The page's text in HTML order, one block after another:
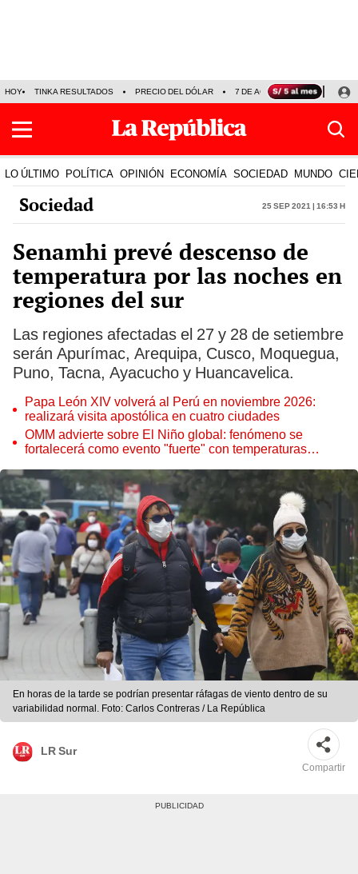
HOY TINKA RESULTADOS PRECIO DEL DÓLAR 7 DE AGOSTO OLLANTA
LO ÚLTIMO POLÍTICA OPINIÓN ECONOMÍA SOCIEDAD MUNDO
Sociedad 25 Sep 2021 | 16:53 h
Senamhi prevé descenso de
temperatura por las noches en
regiones del sur
Las regiones afectadas el 27 y 28 de setiembre
serán Apurímac, Arequipa, Cusco, Moquegua,
Puno, Tacna, Ayacucho y Huancavelica.
Papa León XIV volverá al Perú en noviembre 2026:
realizará visita apostólica en cuatro ciudades
OMM advierte sobre El Niño global: fenómeno se
fortalecerá como evento "fuerte" con temperaturas
En horas de la tarde se podrían presentar ráfagas de viento dentro de su
variabilidad normal. Foto: Carlos Contreras / La República
LR Sur
Compartir